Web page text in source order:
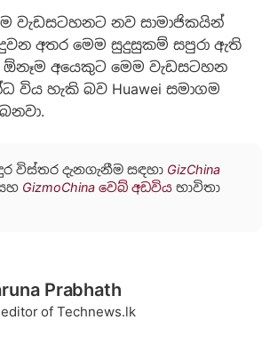
වැඩසටහනට නව සාමාජිකයින්
අතර මෙම සුදුසුකම් සපුරා ඇති
අයෙකුට මෙම වැඩසටහන
හැකි බව Huawei සමාගම
විස්තර දැනගැනීම සඳහා GizChina
GizmoChina වෙබ් අඩවියභාවිතා
Prabhath
of Technews.lk